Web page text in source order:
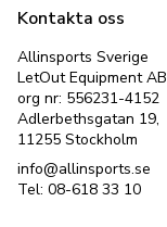
Kontakta oss
Allinsports Sverige
LetOut Equipment AB
org nr: 556231-4152
Adlerbethsgatan 19,
11255 Stockholm
info@allinsports.se
Tel: 08-618 33 10